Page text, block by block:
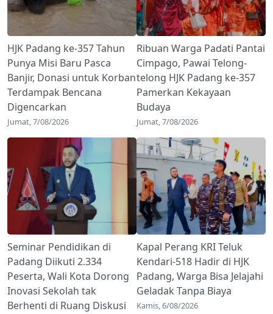
HJK Padang ke-357 Tahun
Punya Misi Baru Pasca
Banjir, Donasi untuk Korban
Terdampak Bencana
Digencarkan
Jumat, 7/08/2026
Ribuan Warga Padati Pantai
Cimpago, Pawai Telong-
telong HJK Padang ke-357
Pamerkan Kekayaan
Budaya
Jumat, 7/08/2026
Seminar Pendidikan di
Padang Diikuti 2.334
Peserta, Wali Kota Dorong
Inovasi Sekolah tak
Berhenti di Ruang Diskusi
Kapal Perang KRI Teluk
Kendari-518 Hadir di HJK
Padang, Warga Bisa Jelajahi
Geladak Tanpa Biaya
Kamis, 6/08/2026